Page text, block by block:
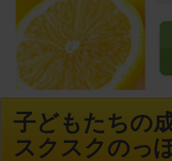
子どもたちの
スクスクのっ